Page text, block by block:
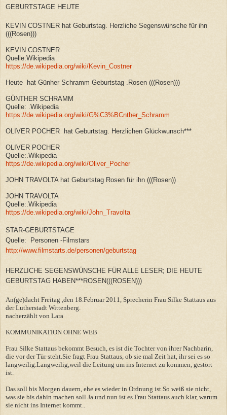
GEBURTSTAGE HEUTE
KEVIN COSTNER hat Geburtstag. Herzliche Segenswünsche für ihn
(((Rosen)))
KEVIN COSTNER
Quelle:Wikipedia
https://de.wikipedia.org/wiki/Kevin_Costner
Heute hat Günher Schramm Geburtstag .Rosen (((Rosen)))
GÜNTHER SCHRAMM
Quelle: .Wikipedia
https://de.wikipedia.org/wiki/G%C3%BCnther_Schramm
OLIVER POCHER hat Geburtstag. Herzlichen Glückwunsch***
OLIVER POCHER
Quelle:.Wikipedia
https://de.wikipedia.org/wiki/Oliver_Pocher
JOHN TRAVOLTA hat Geburtstag Rosen für ihn (((Rosen))
JOHN TRAVOLTA
Quelle:.Wikipedia
https://de.wikipedia.org/wiki/John_Travolta
STAR-GEBURTSTAGE
Quelle: Personen -Filmstars
http://www.filmstarts.de/personen/geburtstag
HERZLICHE SEGENSWÜNSCHE FÜR ALLE LESER; DIE HEUTE
GEBURTSTAG HABEN***ROSEN(((ROSEN)))
An(ge)dacht Freitag ,den 18.Februar 2011, Sprecherin Frau Silke Stattaus aus
der Lutherstadt Wittenberg.
nacherzählt von Lara
KOMMUNIKATION OHNE WEB
Frau Silke Stattaus bekommt Besuch, es ist die Tochter von ihrer Nachbarin,
die vor der Tür steht.Sie fragt Frau Stattaus, ob sie mal Zeit hat, ihr sei es so
langweilig.Langweilig,weil die Leitung um ins Internet zu kommen, gestört
ist.
Das soll bis Morgen dauern, ehe es wieder in Ordnung ist.So weiß sie nicht,
was sie bis dahin machen soll.Ja und nun ist es Frau Stattaus auch klar, warum
sie nicht ins Internet kommt..